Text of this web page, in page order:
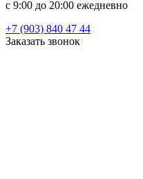
c 9:00 до 20:00 ежедневно
+7 (903) 840 47 44
Заказать звонок